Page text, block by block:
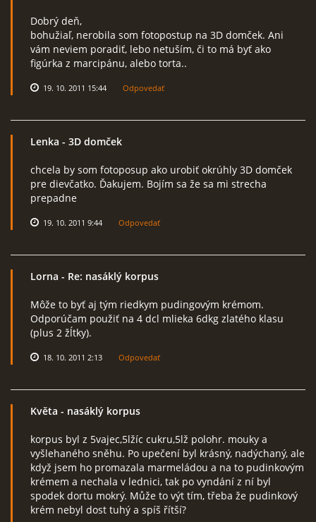
Dobrý deň,
bohužiaľ, nerobila som fotopostup na 3D domček. Ani
vám neviem poradiť, lebo netuším, či to má byť ako
figúrka z marcipánu, alebo torta..
19. 10. 2011 15:44 Odpovedať
Lenka - 3D domček
chcela by som fotoposup ako urobiť okrúhly 3D domček
pre dievčatko. Ďakujem. Bojím sa že sa mi strecha
prepadne
19. 10. 2011 9:44 Odpovedať
Lorna - Re: nasáklý korpus
Môže to byť aj tým riedkym pudingovým krémom.
Odporúčam použiť na 4 dcl mlieka 6dkg zlatého klasu
(plus 2 žĺtky).
18. 10. 2011 2:13 Odpovedať
Květa - nasáklý korpus
korpus byl z 5vajec,5lžíc cukru,5lž polohr. mouky a
vyšlehaného sněhu. Po upečení byl krásný, nadýchaný, ale
když jsem ho promazala marmeládou a na to pudinkovým
krémem a nechala v lednici, tak po vyndání z ní byl
spodek dortu mokrý. Může to výt tím, třeba že pudinkový
krém nebyl dost tuhý a spíš řítší?